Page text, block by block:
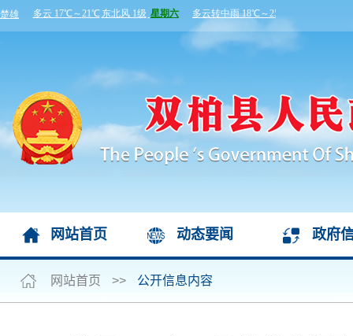
网站首页 动态要闻 政府
网站首页 >> 公开信息内容